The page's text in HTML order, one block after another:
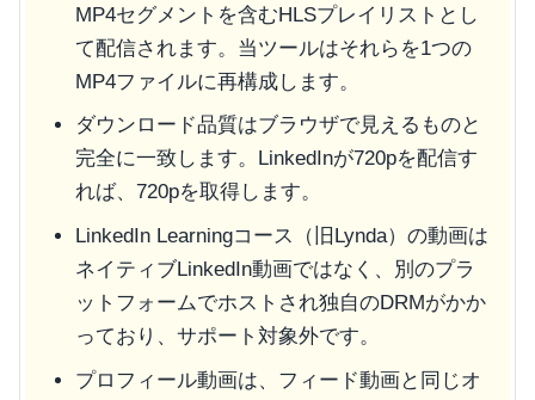
MP4セグメントを含むHLSプレイリストとし
て配信されます。当ツールはそれらを1つの
MP4ファイルに再構成します。
ダウンロード品質はブラウザで見えるものと
完全に一致します。LinkedInが720pを配信す
れば、720pを取得します。
LinkedIn Learningコース（旧Lynda）の動画は
ネイティブLinkedIn動画ではなく、別のプラ
ットフォームでホストされ独自のDRMがかか
っており、サポート対象外です。
プロフィール動画は、フィード動画と同じオ